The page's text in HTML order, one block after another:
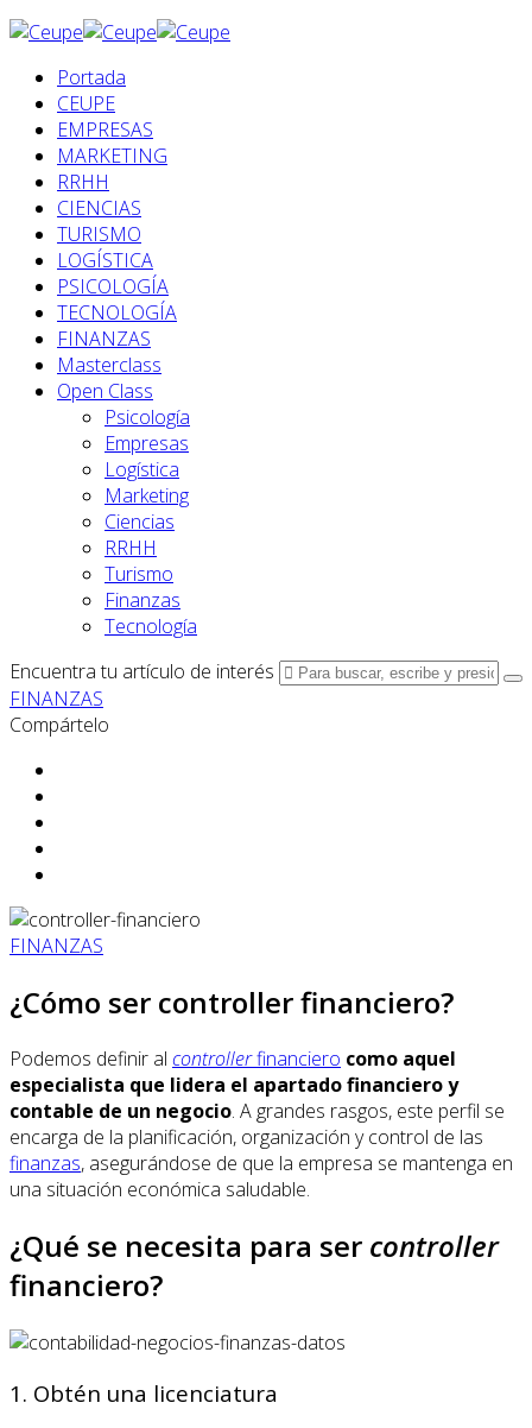
Portada
CEUPE
EMPRESAS
MARKETING
RRHH
CIENCIAS
TURISMO
LOGÍSTICA
PSICOLOGÍA
TECNOLOGÍA
FINANZAS
Masterclass
Open Class
Psicología
Empresas
Logística
Marketing
Ciencias
RRHH
Turismo
Finanzas
Tecnología
Encuentra tu artículo de interés
FINANZAS
Compártelo
FINANZAS
¿Cómo ser controller financiero?
Podemos definir al controllerfinanciero como aquel
especialista que lidera el apartado financiero y
contable de un negocio. A grandes rasgos, este perfil se
encarga de la planificación, organización y control de las
finanzas, asegurándose de que la empresa se mantenga en
una situación económica saludable.
¿Qué se necesita para ser controller
financiero?
1. Obtén una licenciatura